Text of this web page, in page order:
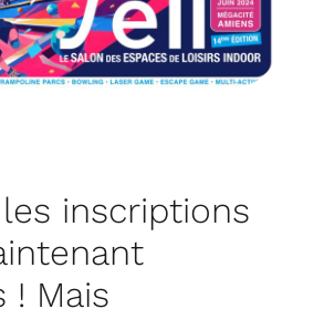
inscriptions
! Mais